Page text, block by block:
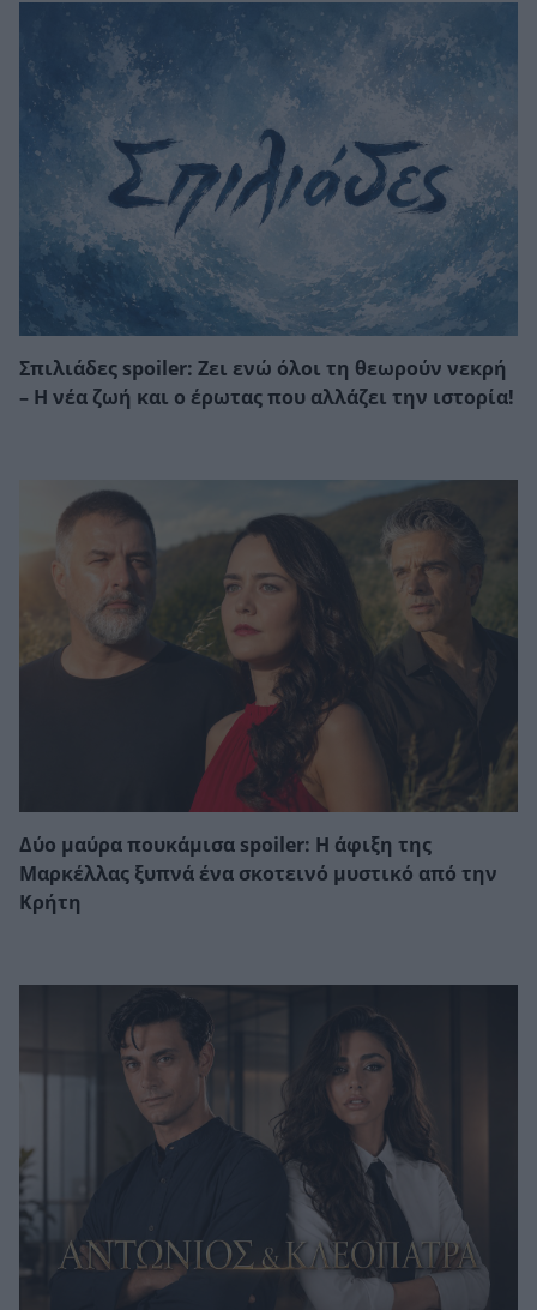
Σπιλιάδες spoiler: Ζει ενώ όλοι τη θεωρούν νεκρή
– Η νέα ζωή και ο έρωτας που αλλάζει την ιστορία!
Δύο μαύρα πουκάμισα spoiler: Η άφιξη της
Μαρκέλλας ξυπνά ένα σκοτεινό μυστικό από την
Κρήτη